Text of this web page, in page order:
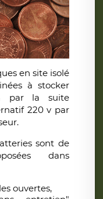
en site isolé
à stocker
par la suite
220 v par
sont de
dans
ouvertes,